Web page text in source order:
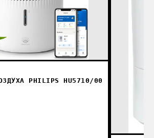
PHILIPS HU5710/00